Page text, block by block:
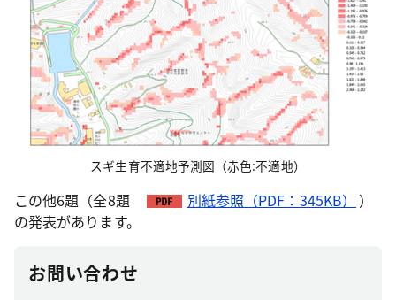
スギ生育不適地予測図（赤色:不適地）
この他6題（全8題 別紙参照（PDF：345KB）
）
の発表があります。
お問い合わせ